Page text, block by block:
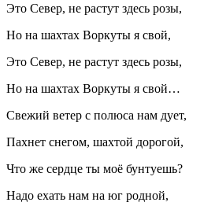
Это Север, не растут здесь розы,
Но на шахтах Воркуты я свой,
Это Север, не растут здесь розы,
Но на шахтах Воркуты я свой…
Свежий ветер с полюса нам дует,
Пахнет снегом, шахтой дорогой,
Что же сердце ты моё бунтуешь?
Надо ехать нам на юг родной,